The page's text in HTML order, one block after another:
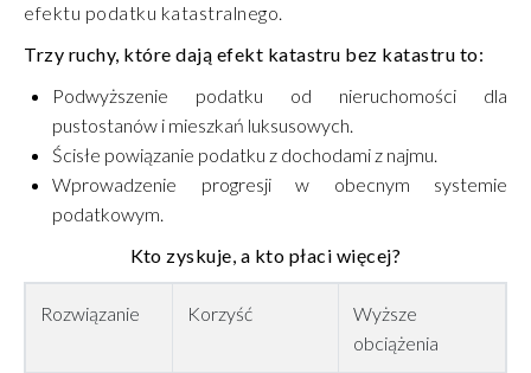
efektu podatku katastralnego.
Trzy ruchy, które dają efekt katastru bez katastru to:
Podwyższenie podatku od nieruchomości dla
pustostanów i mieszkań luksusowych.
Ścisłe powiązanie podatku z dochodami z najmu.
Wprowadzenie progresji w obecnym systemie
podatkowym.
Kto zyskuje, a kto płaci więcej?
Rozwiązanie Korzyść
Wyższe
obciążenia